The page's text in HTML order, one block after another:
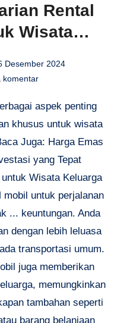
Rental
Wisata
Desember 2024
komentar
aspek penting
khusus untuk wisata
Juga: Harga Emas
yang Tepat
Wisata Keluarga
mobil untuk perjalanan
... keuntungan. Anda
dengan lebih leluasa
transportasi umum.
juga memberikan
memungkinkan
tambahan seperti
barang belanjaan